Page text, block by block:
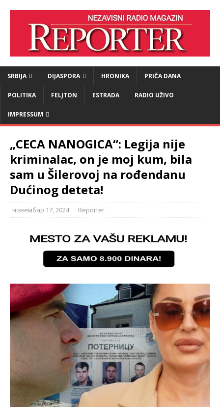
SRBIJA DIJASPORA HRONIKA PRIČA DANA
POLITIKA FELJTON ESTRADA RADIO UŽIVO
IMPRESSUM
„CECA NANOGICA“: Legija nije
kriminalac, on je moj kum, bila
sam u Šilerovoj na rođendanu
Dućinog deteta!
новембар 17, 2024 Reporter